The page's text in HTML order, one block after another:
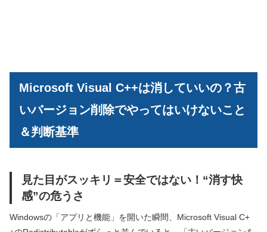
Microsoft Visual C++は消していいの？古
いバージョン削除でやってはいけないこと
＆判断基準
見た目がスッキリ＝安全ではない！“消す快
感”の危うさ
Windowsの「アプリと機能」を開いた瞬間、Microsoft Visual C+